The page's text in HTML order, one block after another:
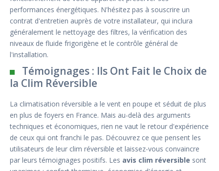
performances énergétiques. N'hésitez pas à souscrire un
contrat d'entretien auprès de votre installateur, qui inclura
généralement le nettoyage des filtres, la vérification des
niveaux de fluide frigorigène et le contrôle général de
l'installation.
Témoignages : Ils Ont Fait le Choix de
la Clim Réversible
La climatisation réversible a le vent en poupe et séduit de plus
en plus de foyers en France. Mais au-delà des arguments
techniques et économiques, rien ne vaut le retour d'expérience
de ceux qui ont franchi le pas. Découvrez ce que pensent les
utilisateurs de leur clim réversible et laissez-vous convaincre
par leurs témoignages positifs. Les avis clim réversible sont